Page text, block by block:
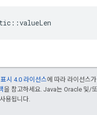
시 4.0 라이선스에 따라 라이선스
을 참고하세요. Java는 Oracle 및/
용됩니다.